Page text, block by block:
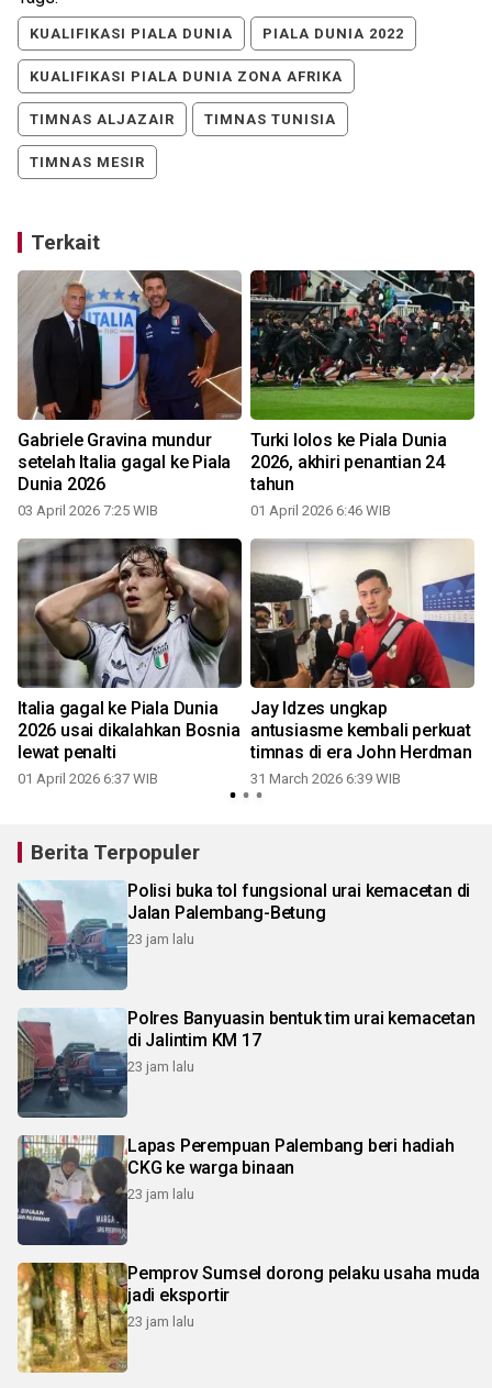
KUALIFIKASI PIALA DUNIA PIALA DUNIA 2022
KUALIFIKASI PIALA DUNIA ZONA AFRIKA
TIMNAS ALJAZAIR TIMNAS TUNISIA
TIMNAS MESIR
Terkait
Gabriele Gravina mundur
setelah Italia gagal ke Piala
Dunia 2026
03 April 2026 7:25 WIB
Turki lolos ke Piala Dunia
2026, akhiri penantian 24
tahun
01 April 2026 6:46 WIB
Italia gagal ke Piala Dunia
2026 usai dikalahkan Bosnia
lewat penalti
01 April 2026 6:37 WIB
Jay Idzes ungkap
antusiasme kembali perkuat
timnas di era John Herdman
31 March 2026 6:39 WIB
Berita Terpopuler
Polisi buka tol fungsional urai kemacetan di
Jalan Palembang-Betung
23 jam lalu
Polres Banyuasin bentuk tim urai kemacetan
di Jalintim KM 17
23 jam lalu
Lapas Perempuan Palembang beri hadiah
CKG ke warga binaan
23 jam lalu
Pemprov Sumsel dorong pelaku usaha muda
jadi eksportir
23 jam lalu